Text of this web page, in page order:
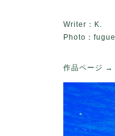
Writer：K.
Photo：fugue
作品ページ →